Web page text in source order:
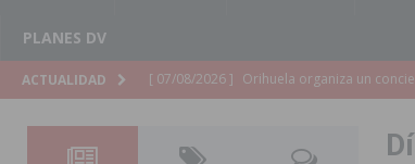
PLANES DV
ACTUALIDAD [ 07/08/2026 ] El Ayuntamiento de
[ 07/08/2026 ]
Educación destina 1,2